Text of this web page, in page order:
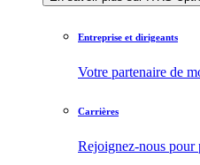
Entreprise et dirigeants
Votre partenaire de
Carrières
Rejoignez-nous pour